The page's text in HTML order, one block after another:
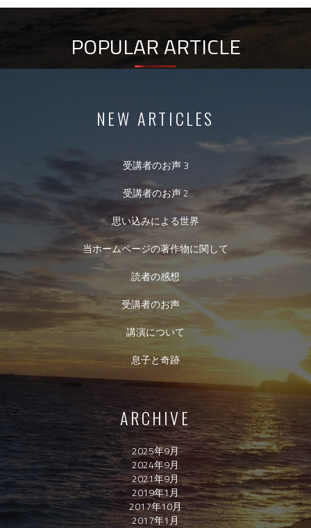
POPULAR ARTICLE
NEW ARTICLES
受講者のお声 3
受講者のお声 2
思い込みによる世界
当ホームページの著作物に関して
読者の感想
受講者のお声
講演について
息子と奇跡
ARCHIVE
2025年9月
2024年9月
2021年9月
2019年1月
2017年10月
2017年1月